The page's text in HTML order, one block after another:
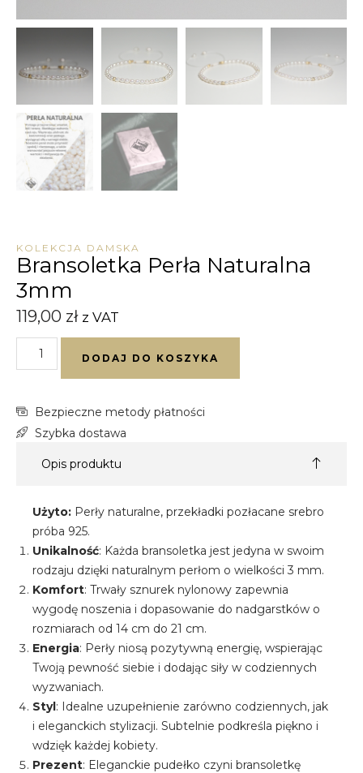
KOLEKCJA DAMSKA
Bransoletka Perła Naturalna
3mm
119,00 zł z VAT
DODAJ DO KOSZYKA
Bezpieczne metody płatności
Szybka dostawa
Opis produktu
Użyto: Perły naturalne, przekładki pozłacane srebro
próba 925.
Unikalność: Każda bransoletka jest jedyna w swoim
rodzaju dzięki naturalnym perłom o wielkości 3 mm.
Komfort: Trwały sznurek nylonowy zapewnia
wygodę noszenia i dopasowanie do nadgarstków o
rozmiarach od 14 cm do 21 cm.
Energia: Perły niosą pozytywną energię, wspierając
Twoją pewność siebie i dodając siły w codziennych
wyzwaniach.
Styl: Idealne uzupełnienie zarówno codziennych, jak
i eleganckich stylizacji. Subtelnie podkreśla piękno i
wdzięk każdej kobiety.
Prezent: Eleganckie pudełko czyni bransoletkę